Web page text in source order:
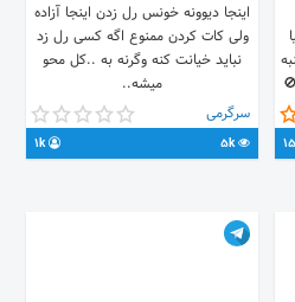
https://t.me/
اینجا دیوونه خونس رل زدن اینجا آزاده
ولی کات کردن ممنوع اگه کسی رل زد
نباید خیانت کنه وگرنه به ..کل محو
میشه..
t.me/joinchat/Fm9mWERjKW15pP-
kY9mVRw
سرگرمی
5k
1k